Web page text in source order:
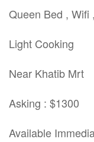
Queen Bed , Wifi
Light Cooking
Near Khatib Mrt
Asking : $1300
Available